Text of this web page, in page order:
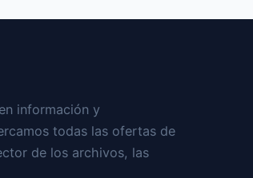
información y
todas las ofertas de
de los archivos, las